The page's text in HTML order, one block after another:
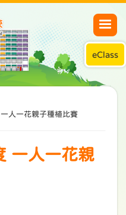
eClass
人一花親子種植比賽
一人一花親